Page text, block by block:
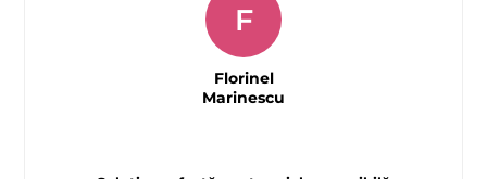
F
Florinel
Marinescu